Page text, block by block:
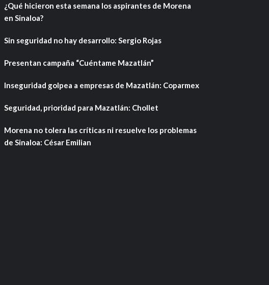
¿Qué hicieron esta semana los aspirantes de Morena
en Sinaloa?
Sin seguridad no hay desarrollo: Sergio Rojas
Presentan campaña “Cuéntame Mazatlán”
Inseguridad golpea a empresas de Mazatlán: Coparmex
Seguridad, prioridad para Mazatlán: Chollet
Morena no tolera las críticas ni resuelve los problemas
de Sinaloa: César Emilian